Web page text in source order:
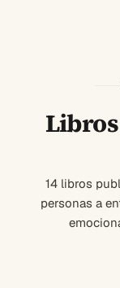
14 libros
personas a